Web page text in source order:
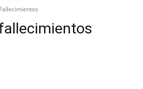
Fallecimientos